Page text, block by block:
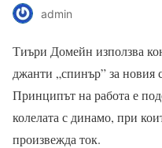
admin
Тиъри Домейн използва
джанти „спинър” за новия
Принципът на работа е
колелата с динамо, при
произвежда ток.